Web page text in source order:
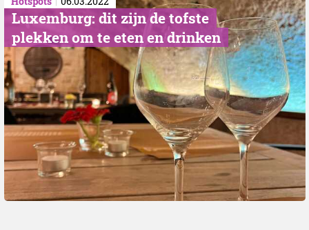
Luxemburg: dit zijn de tofste
plekken om te eten en drinken